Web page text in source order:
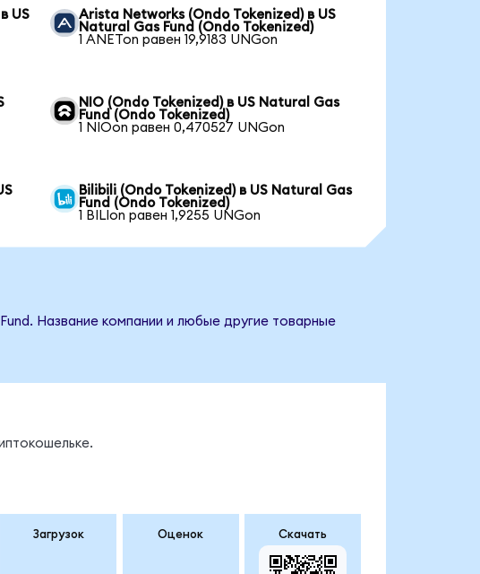
US
Arista Networks (Ondo Tokenized) в US
Natural Gas Fund (Ondo Tokenized)
1 ANETon равен 19,9183 UNGon
NIO (Ondo Tokenized) в US Natural Gas
Fund (Ondo Tokenized)
1 NIOon равен 0,470527 UNGon
Bilibili (Ondo Tokenized) в US Natural Gas
Fund (Ondo Tokenized)
1 BILIon равен 1,9255 UNGon
Название компании и любые другие товарные
Загрузок Оценок Скачать